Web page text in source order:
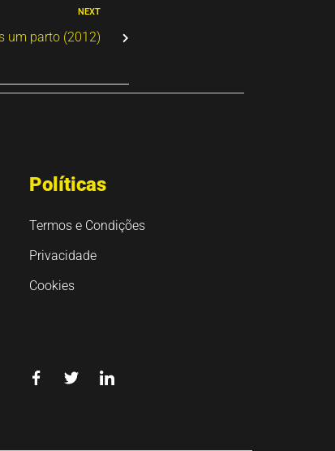
NEXT
um parto (2012)
Políticas
Termos e Condições
Privacidade
Cookies